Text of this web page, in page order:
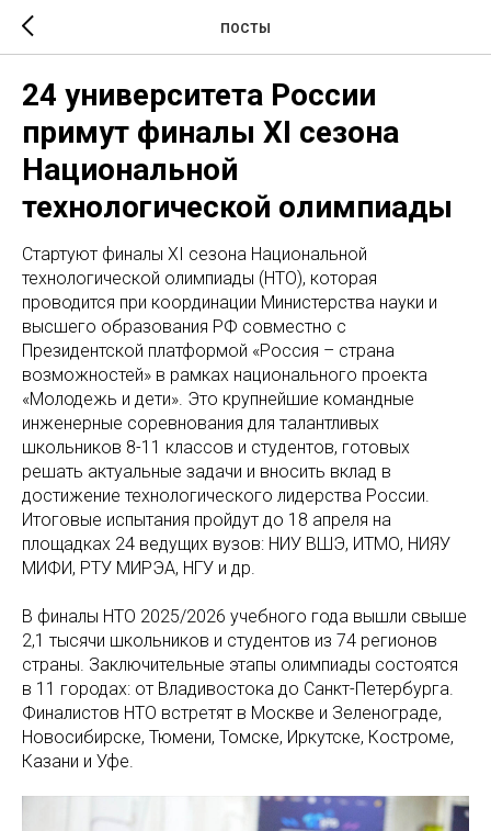
ПОСТЫ
24 университета России
примут финалы XI сезона
Национальной
технологической олимпиады
Стартуют финалы XI сезона Национальной
технологической олимпиады (НТО), которая
проводится при координации Министерства науки и
высшего образования РФ совместно с
Президентской платформой «Россия – страна
возможностей» в рамках национального проекта
«Молодежь и дети». Это крупнейшие командные
инженерные соревнования для талантливых
школьников 8-11 классов и студентов, готовых
решать актуальные задачи и вносить вклад в
достижение технологического лидерства России.
Итоговые испытания пройдут до 18 апреля на
площадках 24 ведущих вузов: НИУ ВШЭ, ИТМО, НИЯУ
МИФИ, РТУ МИРЭА, НГУ и др.
В финалы НТО 2025/2026 учебного года вышли свыше
2,1 тысячи школьников и студентов из 74 регионов
страны. Заключительные этапы олимпиады состоятся
в 11 городах: от Владивостока до Санкт-Петербурга.
Финалистов НТО встретят в Москве и Зеленограде,
Новосибирске, Тюмени, Томске, Иркутске, Костроме,
Казани и Уфе.